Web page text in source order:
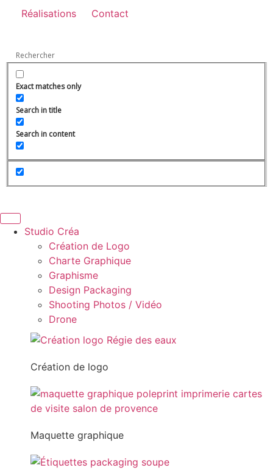
Réalisations Contact
Exact matches only
Search in title
Search in content
Studio Créa
Création de Logo
Charte Graphique
Graphisme
Design Packaging
Shooting Photos / Vidéo
Drone
Création de logo
Maquette graphique